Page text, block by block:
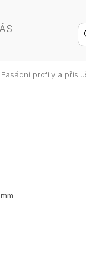
Fasádní profily a